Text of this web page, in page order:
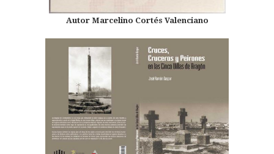
Autor Marcelino Cortés Valenciano